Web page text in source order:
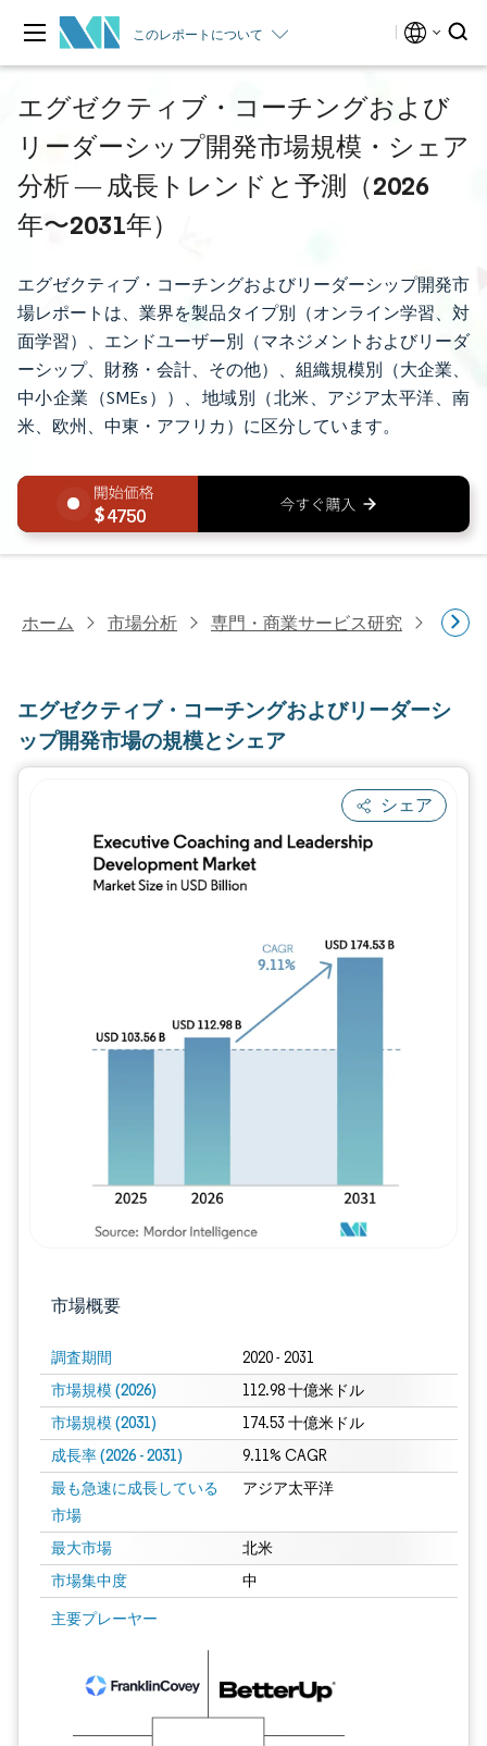
このレポートについて
エグゼクティブ・コーチングおよび
リーダーシップ開発市場規模・シェア
分析 ― 成長トレンドと予測（2026
年〜2031年）
エグゼクティブ・コーチングおよびリーダーシップ開発市
場レポートは、業界を製品タイプ別（オンライン学習、対
面学習）、エンドユーザー別（マネジメントおよびリーダ
ーシップ、財務・会計、その他）、組織規模別（大企業、
中小企業（SMEs））、地域別（北米、アジア太平洋、南
米、欧州、中東・アフリカ）に区分しています。
4750
ホーム 市場分析 専門・商業サービス研究 専門
エグゼクティブ・コーチングおよびリーダーシ
ップ開発市場の規模とシェア
シェア
市場概要
調査期間 2020 - 2031
市場規模 (2026) 112.98 十億米ドル
市場規模 (2031) 174.53 十億米ドル
成長率 (2026 - 2031) 9.11% CAGR
最も急速に成長している
市場
アジア太平洋
最大市場 北米
市場集中度 中
主要プレーヤー
画像 © Mordor Intelligence。再利用にはCC BY 4.0の表示が必要です。
画像 © Mordor Intelligence。再利用には